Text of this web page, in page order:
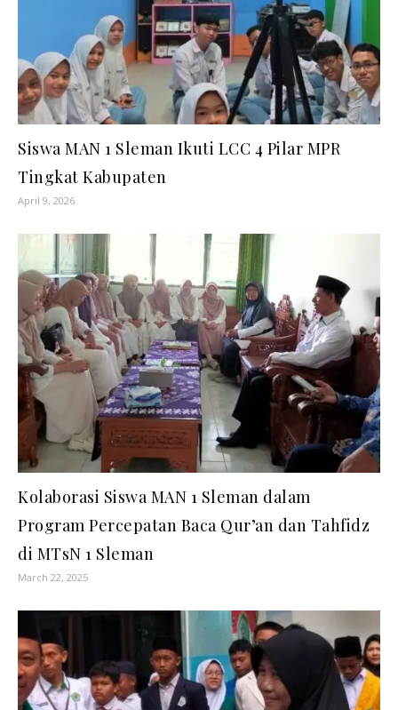
Siswa MAN 1 Sleman Ikuti LCC 4 Pilar MPR
Tingkat Kabupaten
April 9, 2026
Kolaborasi Siswa MAN 1 Sleman dalam
Program Percepatan Baca Qur’an dan Tahfidz
di MTsN 1 Sleman
March 22, 2025